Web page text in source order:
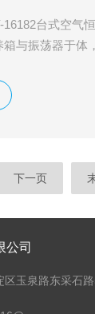
16182台式空气
箱与振荡器于体
尤其是截重性能
下一页
公司
区玉泉路东采石